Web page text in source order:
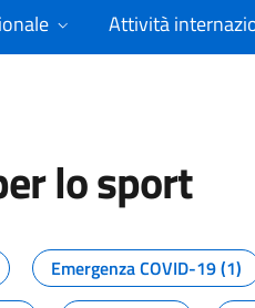
Attività
lo sport
dal
Emergenza COVID-19 (1)